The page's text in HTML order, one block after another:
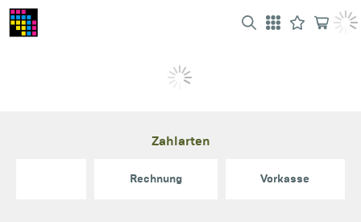
Zahlarten
Rechnung Vorkasse